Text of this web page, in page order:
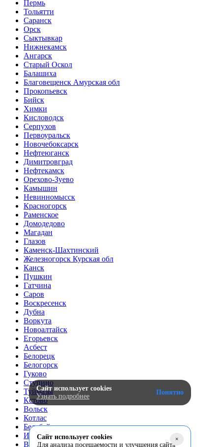
Пермь
Тольятти
Саранск
Орск
Сыктывкар
Нижнекамск
Ангарск
Старый Оскол
Балашиха
Благовещенск Амурская обл
Прокопьевск
Бийск
Химки
Кисловодск
Серпухов
Первоуральск
Новочебоксарск
Нефтеюганск
Димитровград
Нефтекамск
Орехово-Зуево
Камышин
Невинномысск
Красногорск
Раменское
Домодедово
Магадан
Глазов
Каменск-Шахтинский
Железногорск Курская обл
Канск
Пушкин
Гатчина
Саров
Воскресенск
Дубна
Воркута
Новоалтайск
Егорьевск
Асбест
Белорецк
Белогорск
Гуково
Ступино
Туймазы
Кстово
Вольск
Котлас
Белебей
Искитим
Верхняя Пышма
+
Сайт использует cookies
Для анализа посещаемости и улучшения сайта
Сайт использует cookies
Узнать подробнее
Понятно